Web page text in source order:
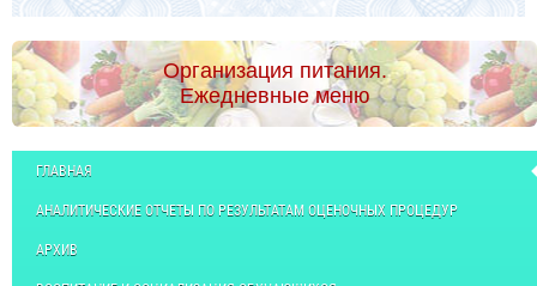
Организация питания.
Ежедневные меню
ГЛАВНАЯ
АНАЛИТИЧЕСКИЕ ОТЧЕТЫ ПО РЕЗУЛЬТАТАМ ОЦЕНОЧНЫХ ПРОЦЕДУР
АРХИВ